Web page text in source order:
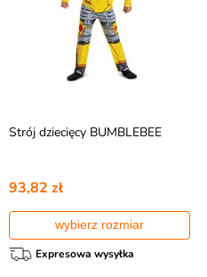
Strój dziecięcy BUMBLEBEE
93,82 zł
wybierz rozmiar
Expresowa wysyłka